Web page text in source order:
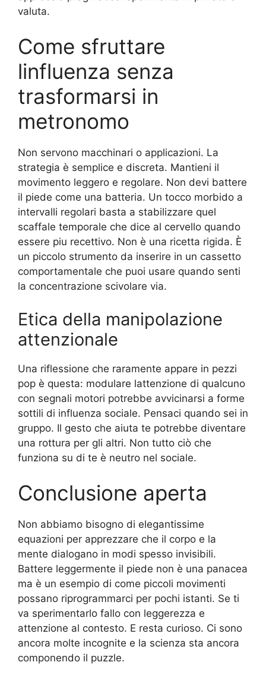
valuta.
Come sfruttare
linfluenza senza
trasformarsi in
metronomo
Non servono macchinari o applicazioni. La
strategia è semplice e discreta. Mantieni il
movimento leggero e regolare. Non devi battere
il piede come una batteria. Un tocco morbido a
intervalli regolari basta a stabilizzare quel
scaffale temporale che dice al cervello quando
essere piu recettivo. Non è una ricetta rigida. È
un piccolo strumento da inserire in un cassetto
comportamentale che puoi usare quando senti
la concentrazione scivolare via.
Etica della manipolazione
attenzionale
Una riflessione che raramente appare in pezzi
pop è questa: modulare lattenzione di qualcuno
con segnali motori potrebbe avvicinarsi a forme
sottili di influenza sociale. Pensaci quando sei in
gruppo. Il gesto che aiuta te potrebbe diventare
una rottura per gli altri. Non tutto ciò che
funziona su di te è neutro nel sociale.
Conclusione aperta
Non abbiamo bisogno di elegantissime
equazioni per apprezzare che il corpo e la
mente dialogano in modi spesso invisibili.
Battere leggermente il piede non è una panacea
ma è un esempio di come piccoli movimenti
possano riprogrammarci per pochi istanti. Se ti
va sperimentarlo fallo con leggerezza e
attenzione al contesto. E resta curioso. Ci sono
ancora molte incognite e la scienza sta ancora
componendo il puzzle.